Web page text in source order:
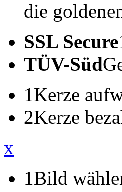
die
SSL Secure
TÜV-Süd
1Kerze
2Kerze
x
1Bild